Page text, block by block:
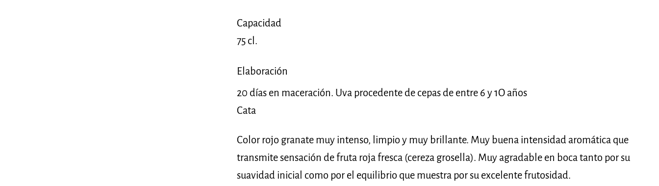
Capacidad
75 cl.
Elaboración
20 días en maceración. Uva procedente de cepas de entre 6 y 1O años
Cata
Color rojo granate muy intenso, limpio y muy brillante. Muy buena intensidad aromática que
transmite sensación de fruta roja fresca (cereza grosella). Muy agradable en boca tanto por su
suavidad inicial como por el equilibrio que muestra por su excelente frutosidad.